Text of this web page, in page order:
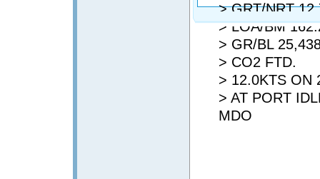
> GRT/NRT
> LOA/BM
> GR/BL
> CO2 FTD.
> 12.0KTS ON
> AT PORT
MDO